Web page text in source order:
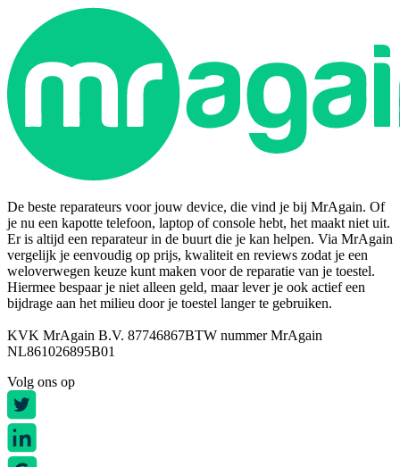
De beste reparateurs voor jouw device, die vind je bij MrAgain. Of
je nu een kapotte telefoon, laptop of console hebt, het maakt niet uit.
Er is altijd een reparateur in de buurt die je kan helpen. Via MrAgain
vergelijk je eenvoudig op prijs, kwaliteit en reviews zodat je een
weloverwegen keuze kunt maken voor de reparatie van je toestel.
Hiermee bespaar je niet alleen geld, maar lever je ook actief een
bijdrage aan het milieu door je toestel langer te gebruiken.
KVK MrAgain B.V. 87746867BTW nummer MrAgain
NL861026895B01
Volg ons op